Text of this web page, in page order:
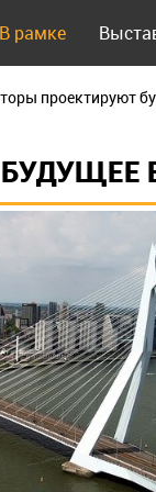
В рамке
проектируют